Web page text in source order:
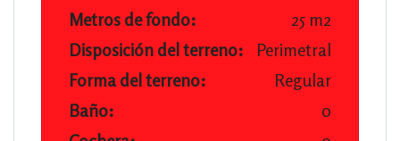
Metros de fondo:
25 m2
Disposición del terreno:
Perimetral
Forma del terreno:
Regular
Baño:
0